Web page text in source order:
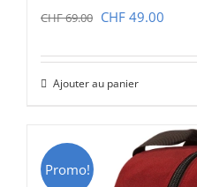
CHF69.00 Le
initial
était :
CHF 49.00
CHF
Ajouter au panier
Promo!